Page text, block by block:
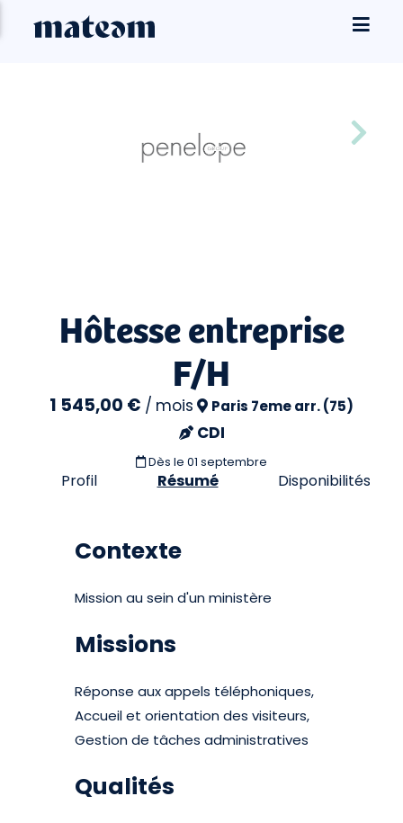
Hôtesse entreprise
F/H
1 545,00 € / mois Paris 7eme arr. (75)
CDI
Dès le 01 septembre
Profil Résumé Disponibilités
Contexte
Mission au sein d'un ministère
Missions
Réponse aux appels téléphoniques,
Accueil et orientation des visiteurs,
Gestion de tâches administratives
Qualités